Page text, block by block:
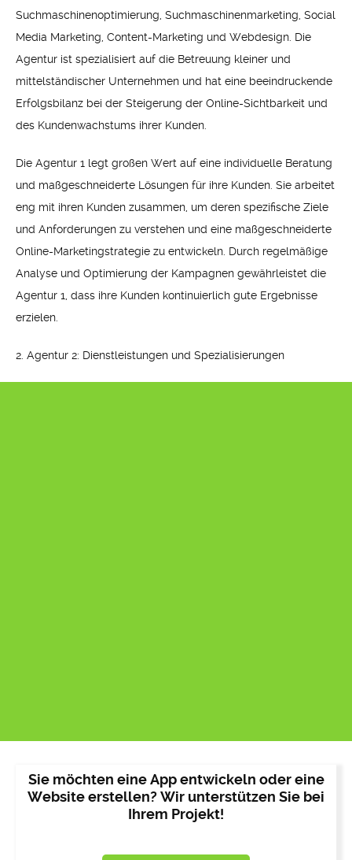
Suchmaschinenoptimierung, Suchmaschinenmarketing, Social
Media Marketing, Content-Marketing und Webdesign. Die
Agentur ist spezialisiert auf die Betreuung kleiner und
mittelständischer Unternehmen und hat eine beeindruckende
Erfolgsbilanz bei der Steigerung der Online-Sichtbarkeit und
des Kundenwachstums ihrer Kunden.
Die Agentur 1 legt großen Wert auf eine individuelle Beratung
und maßgeschneiderte Lösungen für ihre Kunden. Sie arbeitet
eng mit ihren Kunden zusammen, um deren spezifische Ziele
und Anforderungen zu verstehen und eine maßgeschneiderte
Online-Marketingstrategie zu entwickeln. Durch regelmäßige
Analyse und Optimierung der Kampagnen gewährleistet die
Agentur 1, dass ihre Kunden kontinuierlich gute Ergebnisse
erzielen.
2. Agentur 2: Dienstleistungen und Spezialisierungen
Sie möchten eine App entwickeln oder eine
Website erstellen? Wir unterstützen Sie bei
Ihrem Projekt!